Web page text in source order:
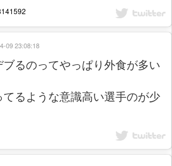
るのってやっぱり外食が多い
るような意識高い選手のが少
09 23:08:18